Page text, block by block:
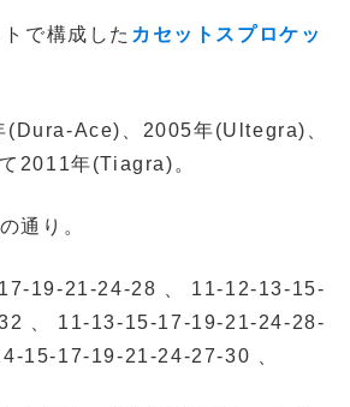
で構成した カセットスプロケッ
(Dura-Ace)、2005年(Ultegra)、
2011年(Tiagra)。
通り。
19-21-24-28 、 11-12-13-15-
、 11-13-15-17-19-21-24-28-
15-17-19-21-24-27-30 、